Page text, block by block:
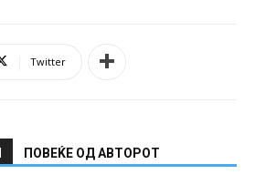
Twitter
ПОВЕЌЕ ОД АВТОРОТ